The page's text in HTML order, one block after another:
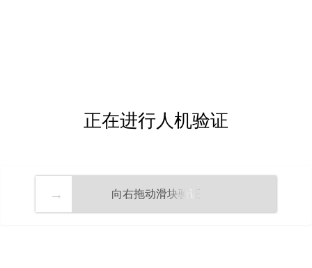
正在进行人机验证
向右拖动滑块验证